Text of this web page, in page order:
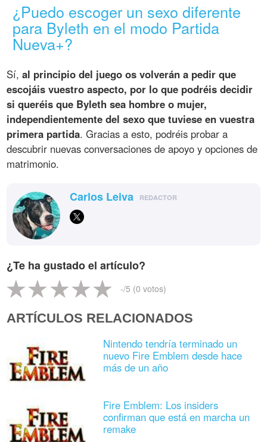
¿Puedo escoger un sexo diferente
para Byleth en el modo Partida
Nueva+?
Sí,al principio del juego os volverán a pedir que
escojáis vuestro aspecto, por lo que podréis decidir
si queréis que Byleth sea hombre o mujer,
independientemente del sexo que tuviese en vuestra
primera partida. Gracias a esto, podréis probar a
descubrir nuevas conversaciones de apoyo y opciones de
matrimonio.
Carlos Leiva REDACTOR
¿Te ha gustado el artículo?
-/5 (0 votos)
ARTÍCULOS RELACIONADOS
Nintendo tendría terminado un
nuevo Fire Emblem desde hace
más de un año
Fire Emblem: Los insiders
confirman que está en marcha un
remake